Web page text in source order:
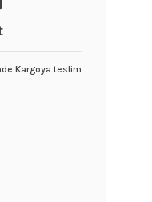
Kargoya teslim